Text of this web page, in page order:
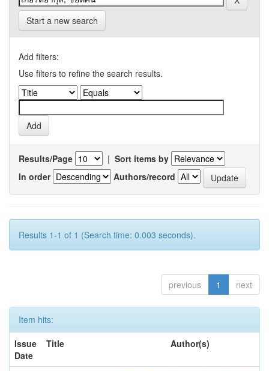
Start a new search
Add filters:
Use filters to refine the search results.
Results/Page | Sort items by
In order
Authors/record
Results 1-1 of 1 (Search time: 0.003 seconds).
previous 1 next
Item hits:
Issue
Date
Title Author(s)